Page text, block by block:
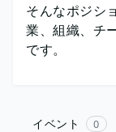
そんなポジシ
業、組織、チ
です。
イベント 0